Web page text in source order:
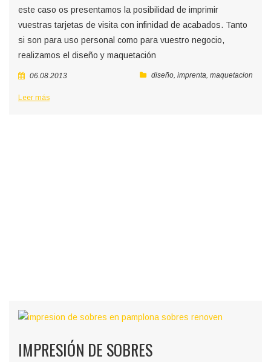
este caso os presentamos la posibilidad de imprimir
vuestras tarjetas de visita con infinidad de acabados. Tanto
si son para uso personal como para vuestro negocio,
realizamos el diseño y maquetación
06.08.2013 diseño, imprenta, maquetacion
Leer más
IMPRESIÓN DE SOBRES